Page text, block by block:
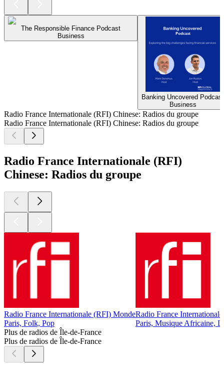
The Responsible Finance Podcast
Business
Banking Uncovered Podcast
Business
Radio France Internationale (RFI) Chinese: Radios du groupe
Radio France Internationale (RFI) Chinese: Radios du groupe
Radio France Internationale (RFI)
Chinese: Radios du groupe
Radio France Internationale (RFI) Monde
Paris, Folk, Pop
Radio France
Paris, Musique Africaine,
Plus de radios de Île-de-France
Plus de radios de Île-de-France